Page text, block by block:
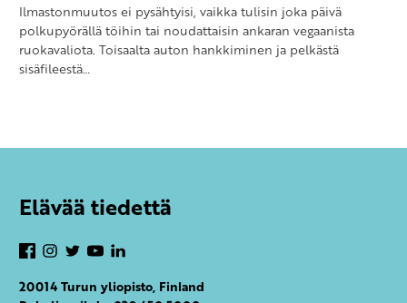
Ilmastonmuutos ei pysähtyisi, vaikka tulisin joka päivä
polkupyörällä töihin tai noudattaisin ankaran vegaanista
ruokavaliota. Toisaalta auton hankkiminen ja pelkästä
sisäfileestä…
Elävää tiedettä
Facebook
Instagram
TwitterYouTube
20014 Turun yliopisto, Finland